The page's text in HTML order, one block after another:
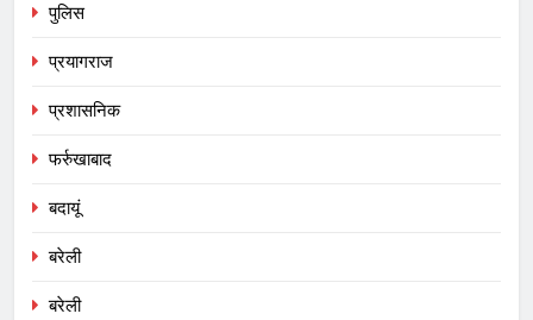
पुलिस
प्रयागराज
प्रशासनिक
फर्रुखाबाद
बदायूं
बरेली
बरेली